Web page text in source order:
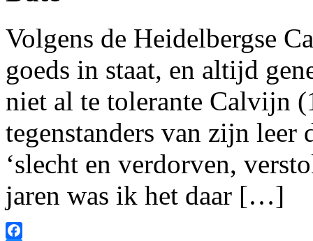
Volgens de Heidelbergse
goeds in staat, en altijd
niet al te tolerante Calvijn
tegenstanders van zijn leer
‘slecht en verdorven,
jaren was ik het daar […]